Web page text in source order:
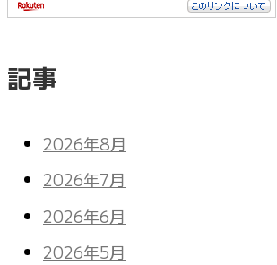
記事
2026年8月
2026年7月
2026年6月
2026年5月